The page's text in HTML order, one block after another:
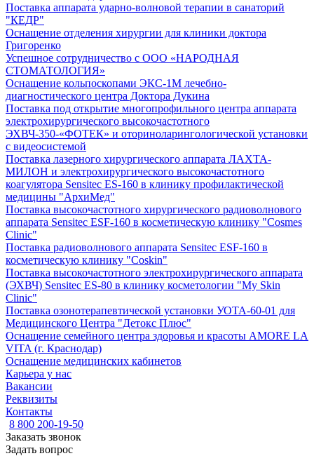
Поставка аппарата ударно-волновой терапии в санаторий
"КЕДР"
Оснащение отделения хирургии для клиники доктора
Григоренко
Успешное сотрудничество с ООО «НАРОДНАЯ
СТОМАТОЛОГИЯ»
Оснащение кольпоскопами ЭКС-1М лечебно-
диагностического центра Доктора Дукина
Поставка под открытие многопрофильного центра аппарата
электрохирургического высокочастотного
ЭХВЧ-350-«ФОТЕК» и оториноларингологической установки
с видеосистемой
Поставка лазерного хирургического аппарата ЛАХТА-
МИЛОН и электрохирургического высокочастотного
коагулятора Sensitec ES-160 в клинику профилактической
медицины "АрхиМед"
Поставка высокочастотного хирургического радиоволнового
аппарата Sensitec ESF-160 в косметическую клинику "Cosmes
Clinic"
Поставка радиоволнового аппарата Sensitec ESF-160 в
косметическую клинику "Coskin"
Поставка высокочастотного электрохирургического аппарата
(ЭХВЧ) Sensitec ES-80 в клинику косметологии "My Skin
Clinic"
Поставка озонотерапевтической установки УОТА-60-01 для
Медицинского Центра "Детокс Плюс"
Оснащение семейного центра здоровья и красоты AMORE LA
VITA (г. Краснодар)
Оснащение медицинских кабинетов
Карьера у нас
Вакансии
Реквизиты
Контакты
8 800 200-19-50
Заказать звонок
Задать вопрос